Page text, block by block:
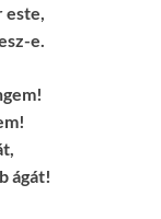
e.
ágát!